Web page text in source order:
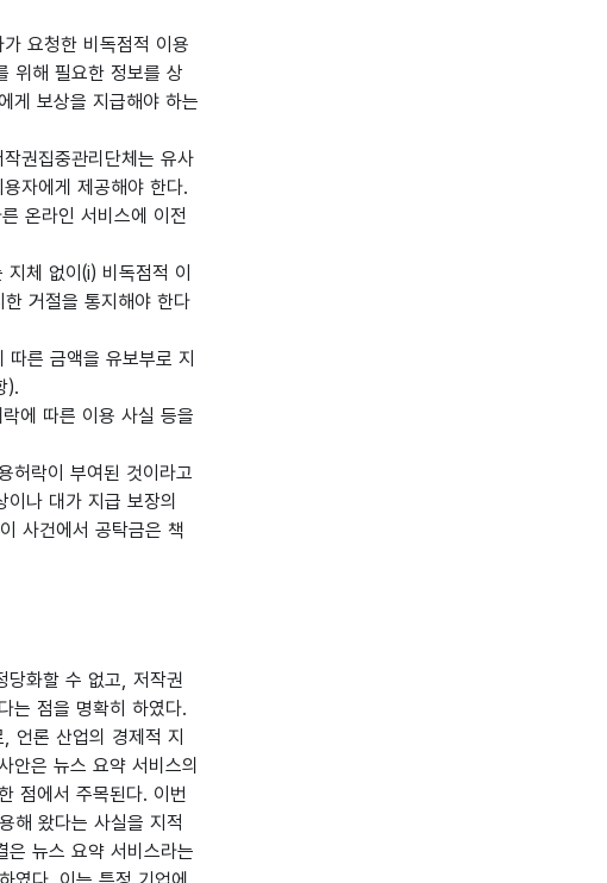
요청한 비독점적 이용
위해 필요한 정보를 상
게 보상을 지급해야 하는
권집중관리단체는 유사
자에게 제공해야 한다.
온라인 서비스에 이전
체 없이(i) 비독점적 이
거절을 통지해야 한다
른 금액을 유보부로 지
).
에 따른 이용 사실 등을
허락이 부여된 것이라고
나 대가 지급 보장의
사건에서 공탁금은 책
당화할 수 없고, 저작권
는 점을 명확히 하였다.
언론 산업의 경제적 지
안은 뉴스 요약 서비스의
점에서 주목된다. 이번
해 왔다는 사실을 지적
뉴스 요약 서비스라는